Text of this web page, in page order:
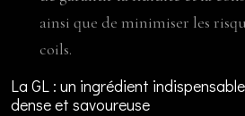
ainsi que de minimiser les
coils.
La GL : un ingrédient
dense et savoureuse